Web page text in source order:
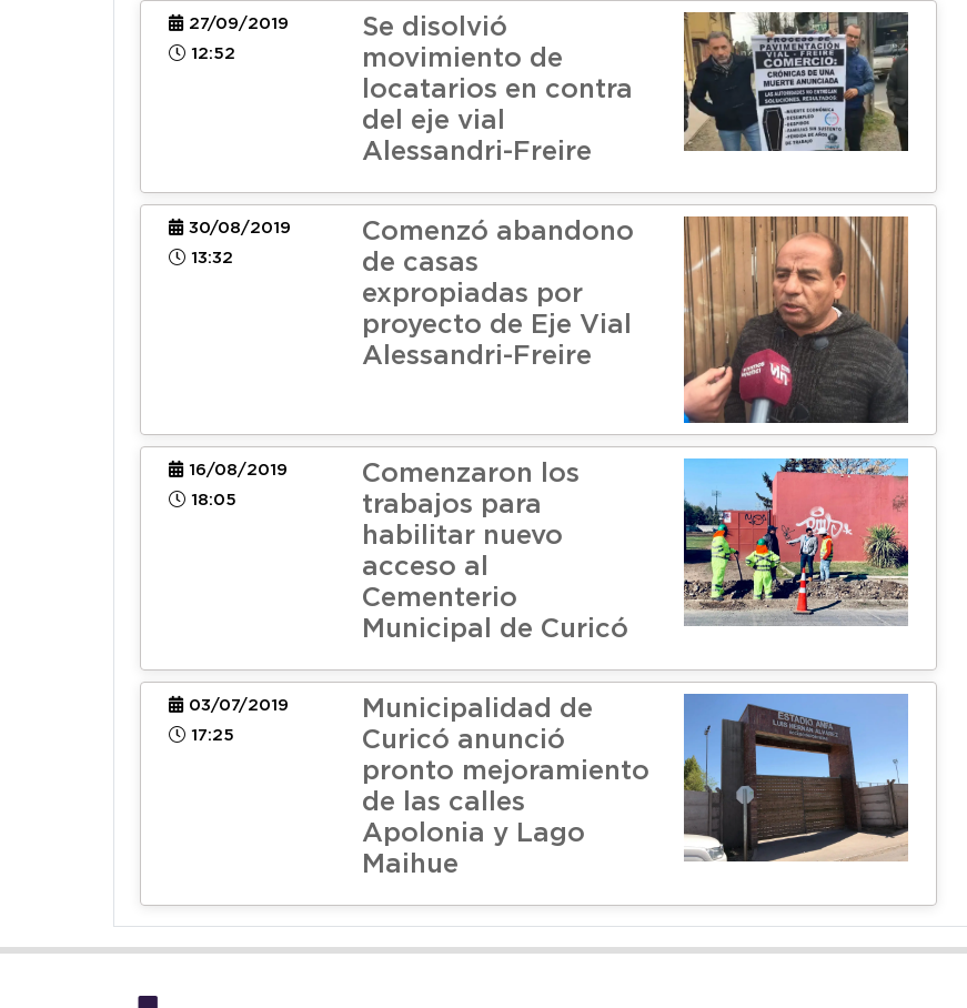
27/09/2019
12:52
Se disolvió
movimiento de
locatarios en contra
del eje vial
Alessandri-Freire
30/08/2019
13:32
Comenzó abandono
de casas
expropiadas por
proyecto de Eje Vial
Alessandri-Freire
16/08/2019
18:05
Comenzaron los
trabajos para
habilitar nuevo
acceso al
Cementerio
Municipal de Curicó
03/07/2019
17:25
Municipalidad de
Curicó anunció
pronto mejoramiento
de las calles
Apolonia y Lago
Maihue